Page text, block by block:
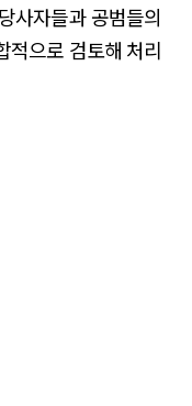
사자들과 공범들의
적으로 검토해 처리